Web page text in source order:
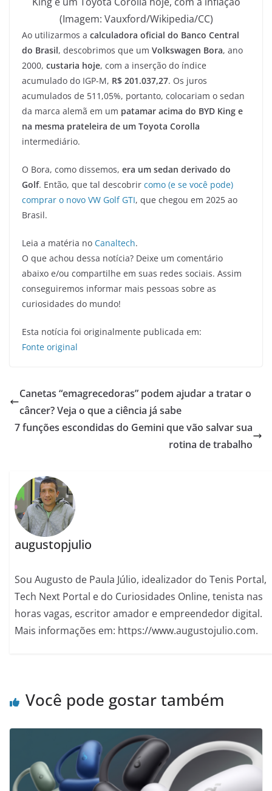
(Imagem: Vauxford/Wikipedia/CC)
Ao utilizarmos a calculadora oficial do Banco Central
do Brasil, descobrimos que um Volkswagen Bora, ano
2000, custaria hoje, com a inserção do índice
acumulado do IGP-M, R$ 201.037,27. Os juros
acumulados de 511,05%, portanto, colocariam o sedan
da marca alemã em um patamar acima do BYD King e
na mesma prateleira de um Toyota Corolla
intermediário.
O Bora, como dissemos, era um sedan derivado do
Golf. Então, que tal descobrir como (e se você pode)
comprar o novo VW Golf GTI, que chegou em 2025 ao
Brasil.
Leia a matéria no Canaltech.
O que achou dessa notícia? Deixe um comentário
abaixo e/ou compartilhe em suas redes sociais. Assim
conseguiremos informar mais pessoas sobre as
curiosidades do mundo!
Esta notícia foi originalmente publicada em:
Fonte original
Canetas “emagrecedoras” podem ajudar a tratar o
câncer? Veja o que a ciência já sabe
7 funções escondidas do Gemini que vão salvar sua
rotina de trabalho
augustopjulio
Sou Augusto de Paula Júlio, idealizador do Tenis Portal,
Tech Next Portal e do Curiosidades Online, tenista nas
horas vagas, escritor amador e empreendedor digital.
Mais informações em: https://www.augustojulio.com.
Você pode gostar também